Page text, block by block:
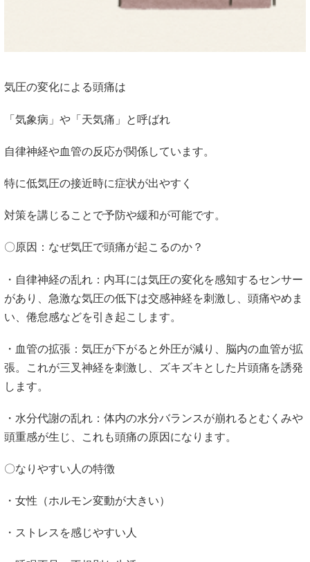
気圧の変化による頭痛は
「気象病」や「天気痛」と呼ばれ
自律神経や血管の反応が関係しています。
特に低気圧の接近時に症状が出やすく
対策を講じることで予防や緩和が可能です。
〇原因：なぜ気圧で頭痛が起こるのか？
・自律神経の乱れ：内耳には気圧の変化を感知するセンサー
があり、急激な気圧の低下は交感神経を刺激し、頭痛やめま
い、倦怠感などを引き起こします。
・血管の拡張：気圧が下がると外圧が減り、脳内の血管が拡
張。これが三叉神経を刺激し、ズキズキとした片頭痛を誘発
します。
・水分代謝の乱れ：体内の水分バランスが崩れるとむくみや
頭重感が生じ、これも頭痛の原因になります。
〇なりやすい人の特徴
・女性（ホルモン変動が大きい）
・ストレスを感じやすい人